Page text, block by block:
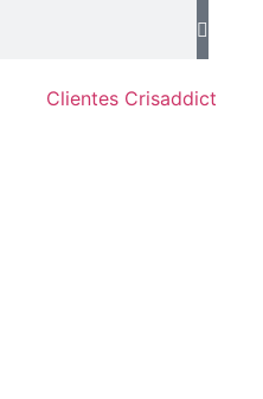
Clientes Crisaddict